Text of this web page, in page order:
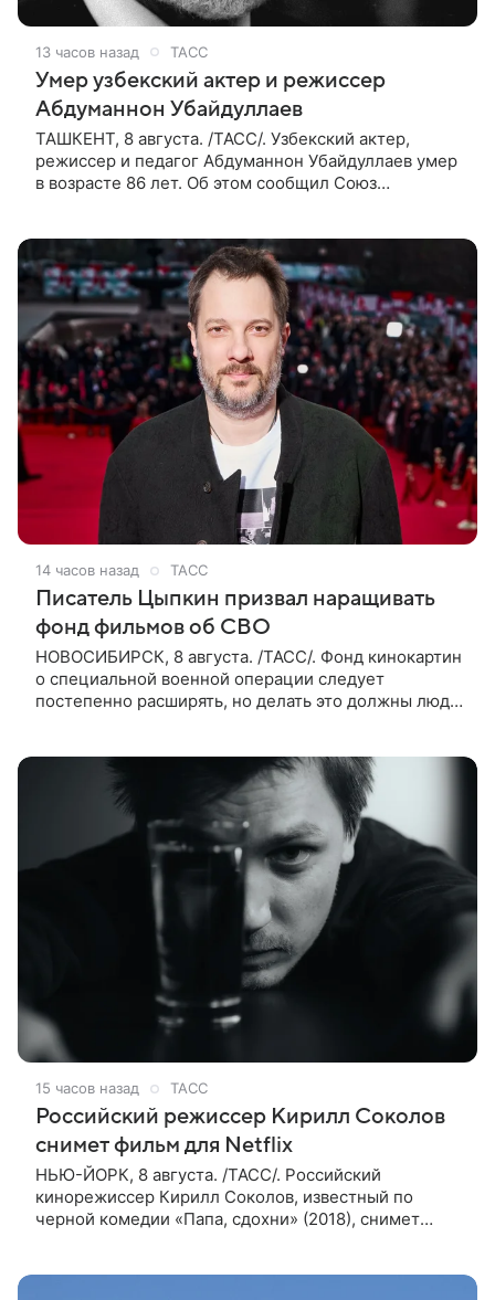
13 часов назад ТАСС
Умер узбекский актер и режиссер
Абдуманнон Убайдуллаев
ТАШКЕНТ, 8 августа. /ТАСС/. Узбекский актер,
режиссер и педагог Абдуманнон Убайдуллаев умер
в возрасте 86 лет. Об этом сообщил Союз
14 часов назад ТАСС
Писатель Цыпкин призвал наращивать
фонд фильмов об СВО
НОВОСИБИРСК, 8 августа. /ТАСС/. Фонд кинокартин
о специальной военной операции следует
постепенно расширять, но делать это должны люди,
15 часов назад ТАСС
Российский режиссер Кирилл Соколов
снимет фильм для Netflix
НЬЮ-ЙОРК, 8 августа. /ТАСС/. Российский
кинорежиссер Кирилл Соколов, известный по
черной комедии «Папа, сдохни» (2018), снимет